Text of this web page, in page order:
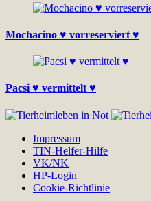
Mochacino ♥ vorreserviert ♥
Pacsi ♥ vermittelt ♥
Impressum
TIN-Helfer-Hilfe
VK/NK
HP-Login
Cookie-Richtlinie